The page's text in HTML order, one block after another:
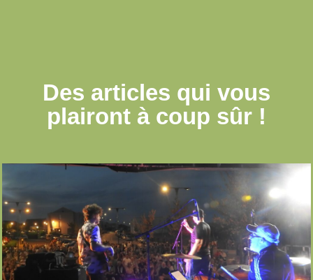
Des articles qui vous
plairont à coup sûr !